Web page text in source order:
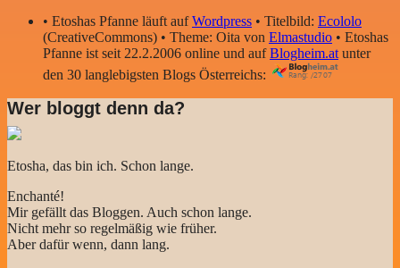
• Etoshas Pfanne läuft aufWordpress • Titelbild: Ecololo
(CreativeCommons) • Theme: Oita von Elmastudio • Etoshas
Pfanne ist seit 22.2.2006 online und aufBlogheim.atunter
den 30 langlebigsten Blogs Österreichs:
Wer bloggt denn da?
Etosha, das bin ich. Schon lange.
Enchanté!
Mir gefällt das Bloggen. Auch schon lange.
Nicht mehr so regelmäßig wie früher.
Aber dafür wenn, dann lang.